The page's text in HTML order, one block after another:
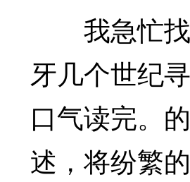
我急忙找
牙几个世纪
口气读完。
述，将纷繁